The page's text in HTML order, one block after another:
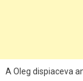
A Oleg dispiaceva